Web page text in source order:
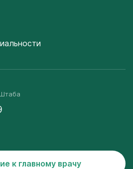
к главному врачу